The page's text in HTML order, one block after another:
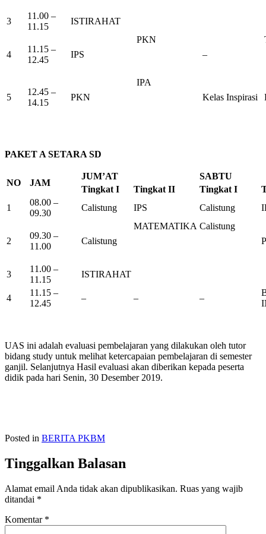
3
11.00 –
11.15
ISTIRAHAT
4
11.15 –
12.45
IPS
PKN
–
5
12.45 –
14.15
PKN
IPA
Kelas Inspirasi
PAKET A SETARA SD
NO JAM
JUM’AT
SABTU
Tingkat I
Tingkat II Tingkat I
1
08.00 –
09.30
Calistung IPS Calistung
2
09.30 –
11.00
Calistung
MATEMATIKA Calistung
3
11.00 –
11.15
ISTIRAHAT
4
11.15 –
12.45
– – –
UAS ini adalah evaluasi pembelajaran yang dilakukan oleh tutor
bidang study untuk melihat ketercapaian pembelajaran di semester
ganjil. Selanjutnya Hasil evaluasi akan diberikan kepada peserta
didik pada hari Senin, 30 Desember 2019.
Posted in BERITA PKBM
Tinggalkan Balasan
Alamat email Anda tidak akan dipublikasikan. Ruas yang wajib
ditandai *
Komentar *